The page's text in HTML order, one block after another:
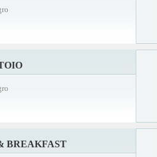
BREAKFAST